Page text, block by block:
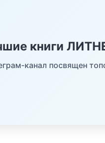
книги
канал посвящен